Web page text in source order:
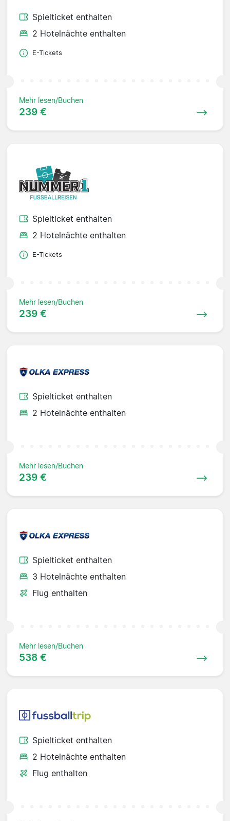
Spielticket enthalten
2 Hotelnächte enthalten
E-Tickets
Mehr lesen/Buchen
239 €
Spielticket enthalten
2 Hotelnächte enthalten
E-Tickets
Mehr lesen/Buchen
239 €
Spielticket enthalten
2 Hotelnächte enthalten
Mehr lesen/Buchen
239 €
Spielticket enthalten
3 Hotelnächte enthalten
Flug enthalten
Mehr lesen/Buchen
538 €
Spielticket enthalten
2 Hotelnächte enthalten
Flug enthalten